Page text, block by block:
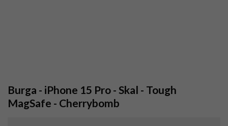
Burga - iPhone 15 Pro - Skal - Tough
MagSafe - Cherrybomb